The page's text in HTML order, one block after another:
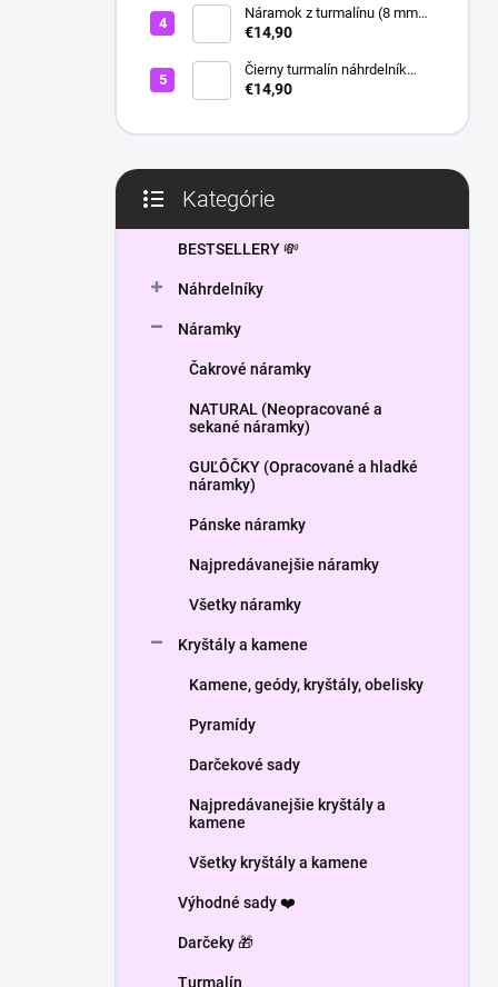
Náramok z turmalínu (8 mm
guľôčky) - Ochranný kameň
€14,90
Čierny turmalín náhrdelník
HEXAGON
€14,90
kategórie
Kategórie
BESTSELLERY 💸
Náhrdelníky
Náramky
Čakrové náramky
NATURAL (Neopracované a
sekané náramky)
GUĽÔČKY (Opracované a hladké
náramky)
Pánske náramky
Najpredávanejšie náramky
Všetky náramky
Kryštály a kamene
Kamene, geódy, kryštály, obelisky
Pyramídy
Darčekové sady
Najpredávanejšie kryštály a
kamene
Všetky kryštály a kamene
Výhodné sady ❤️
Darčeky 🎁
Turmalín